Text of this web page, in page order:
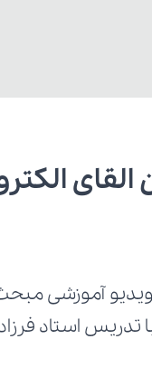
الکترومغناطیس
آموزشی
تدریس استاد